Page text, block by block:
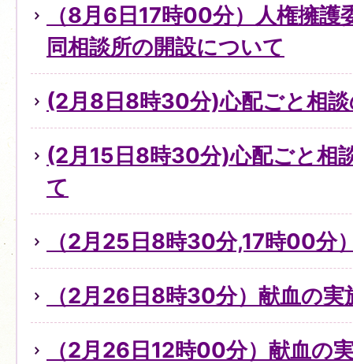
（8月6日17時00分）人権擁護
同相談所の開設について
(2月8日8時30分)心配ごと相
(2月15日8時30分)心配ごと相
て
（2月25日8時30分,17時00分
（2月26日8時30分）献血の
（2月26日12時00分）献血の